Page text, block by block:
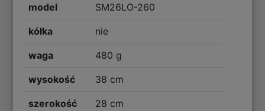
model SM26LO-260
kółka nie
waga 480 g
wysokość 38 cm
szerokość 28 cm